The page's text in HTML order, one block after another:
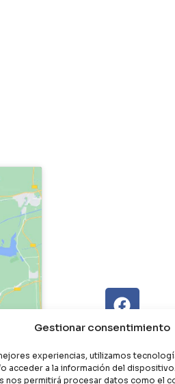
Gestionar consentimiento
experiencias, utilizamos
acceder a la información del
nos permitirá procesar datos como el